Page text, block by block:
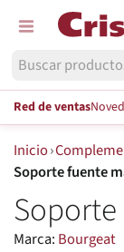
Red de ventas
Inicio›
Soporte fuente
Marca: Bourgeat